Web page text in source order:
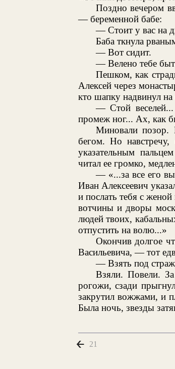
Поздно вечером
— беременной бабе:
— Стоит у вас на
Баба ткнула
— Вот сидит.
— Велено тебе
Пешком, как
Алексей через
кто шапку надвинул на
— Стой
промеж ног... Ах, как
Миновали позор.
бегом. Но
указательным
читал ее громко,
— «...за все его
Иван Алексеевич
и послать тебя с
вотчины и дворы
людей твоих,
отпустить на волю...»
Окончив долгое
Васильевича, — тот
— Взять под
Взяли. Повели.
рогожи, сзади
закрутил вожжами, и
Была ночь, звезды
21